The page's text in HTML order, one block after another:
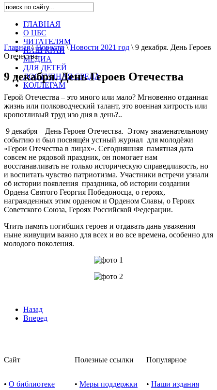
ГЛАВНАЯ
О ЦБС
ЧИТАТЕЛЯМ
НАШ КРАЙ
МЕДИА
ДЛЯ ДЕТЕЙ
ДОСТУПНАЯ СРЕДА
КОЛЛЕГАМ
Главная\Новости\Новости 2021 год \ 9 декабря. День Героев
Отечества
9 декабря. День Героев Отечества
Герой Отечества – это много или мало? Мгновенно отданная
жизнь или полководческий талант, это военная хитрость или
кропотливый труд изо дня в день?..
9 декабря – День Героев Отечества. Этому знаменательному
событию и был посвящён устный журнал для молодёжи
«Герои Отечества в лицах». Сегодняшняя памятная дата
совсем не рядовой праздник, он помогает нам
восстанавливать не только историческую справедливость, но
и воспитать чувство патриотизма. Участники встречи узнали
об истории появления праздника, об истории создании
Ордена Святого Георгия Победоносца, о героях,
награжденных этим орденом и Орденом Славы, о Героях
Советского Союза, Героях Российской Федерации.
Чтить память погибших героев и отдавать дань уважения
ныне живущим важно для всех и во все времена, особенно для
молодого поколения.
Назад
Вперед
Сайт Полезные ссылки Популярное
• О библиотеке
• Меры поддержки
• Наши издания